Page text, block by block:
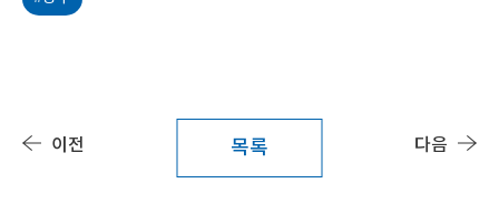
이전 목록 다음